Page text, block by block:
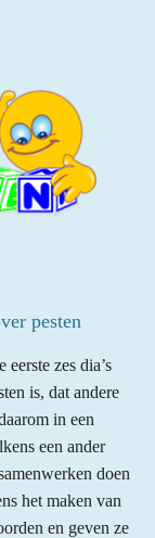
pesten
zes dia’s
is, dat andere
in een
een ander
doen
het maken van
en geven ze